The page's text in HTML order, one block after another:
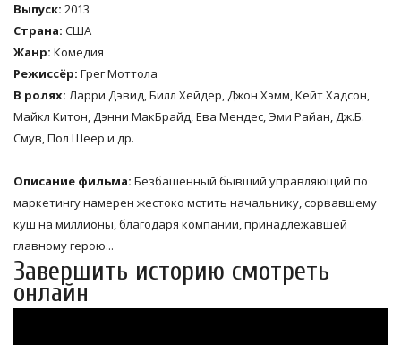
Выпуск: 2013
Страна: США
Жанр: Комедия
Режиссёр: Грег Моттола
В ролях: Ларри Дэвид, Билл Хейдер, Джон Хэмм, Кейт Хадсон,
Майкл Китон, Дэнни МакБрайд, Ева Мендес, Эми Райан, Дж.Б.
Смув, Пол Шеер и др.
Описание фильма: Безбашенный бывший управляющий по
маркетингу намерен жестоко мстить начальнику, сорвавшему
куш на миллионы, благодаря компании, принадлежавшей
главному герою...
Завершить историю смотреть
онлайн